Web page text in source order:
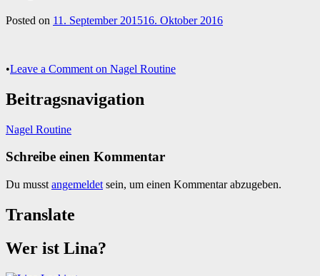
Posted on 11. September 201516. Oktober 2016
•Leave a Comment on Nagel Routine
Beitragsnavigation
Nagel Routine
Schreibe einen Kommentar
Du musst angemeldet sein, um einen Kommentar abzugeben.
Translate
Wer ist Lina?